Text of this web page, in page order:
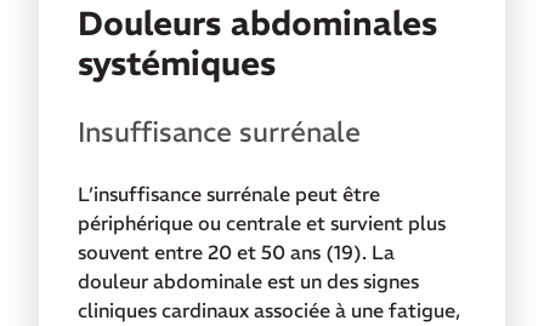
Douleurs abdominales
systémiques
Insuffisance surrénale
L’insuffisance surrénale peut être
périphérique ou centrale et survient plus
souvent entre 20 et 50 ans (19). La
douleur abdominale est un des signes
cliniques cardinaux associée à une fatigue,